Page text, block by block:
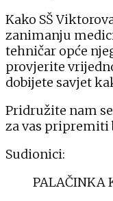
Kako SŠ
zanimanju
tehničar opće
provjerite
dobijete savjet
Pridružite nam
za vas pripremiti
Sudionici:
PALAČINKA